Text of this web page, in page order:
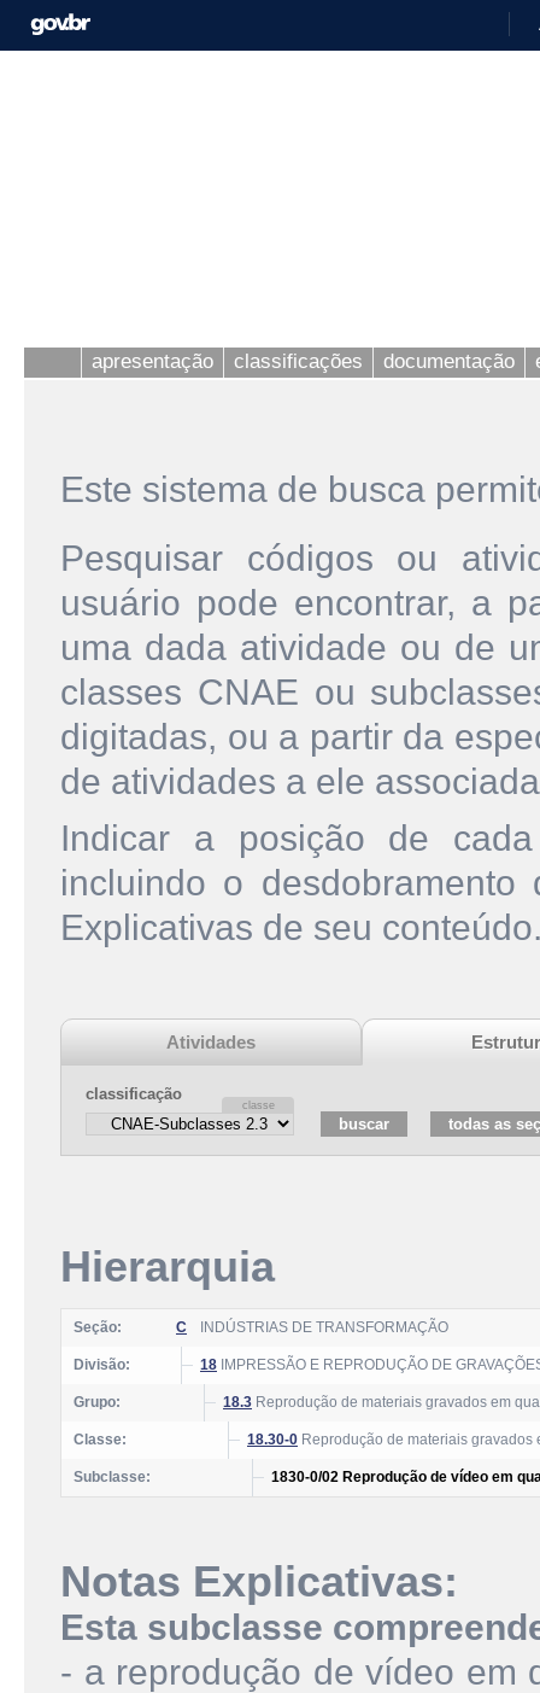
apresentação classificações documentação
Este sistema de busca
Pesquisar códigos ou
usuário pode encontrar, a
uma dada atividade ou de
classes CNAE ou
digitadas, ou a partir da
de atividades a ele
Indicar a posição de
incluindo o
Explicativas de seu
Atividades
classificação
Hierarquia
Seção: C INDÚSTRIAS DE TRANSFORMAÇÃO
Divisão: 18 IMPRESSÃO E REPRODUÇÃO DE
Grupo: 18.3 Reprodução de materiais gravados em
Classe: 18.30-0 Reprodução de materiais gravados
Subclasse: 1830-0/02 Reprodução de vídeo em
Notas Explicativas:
Esta subclasse
- a reprodução de vídeo em